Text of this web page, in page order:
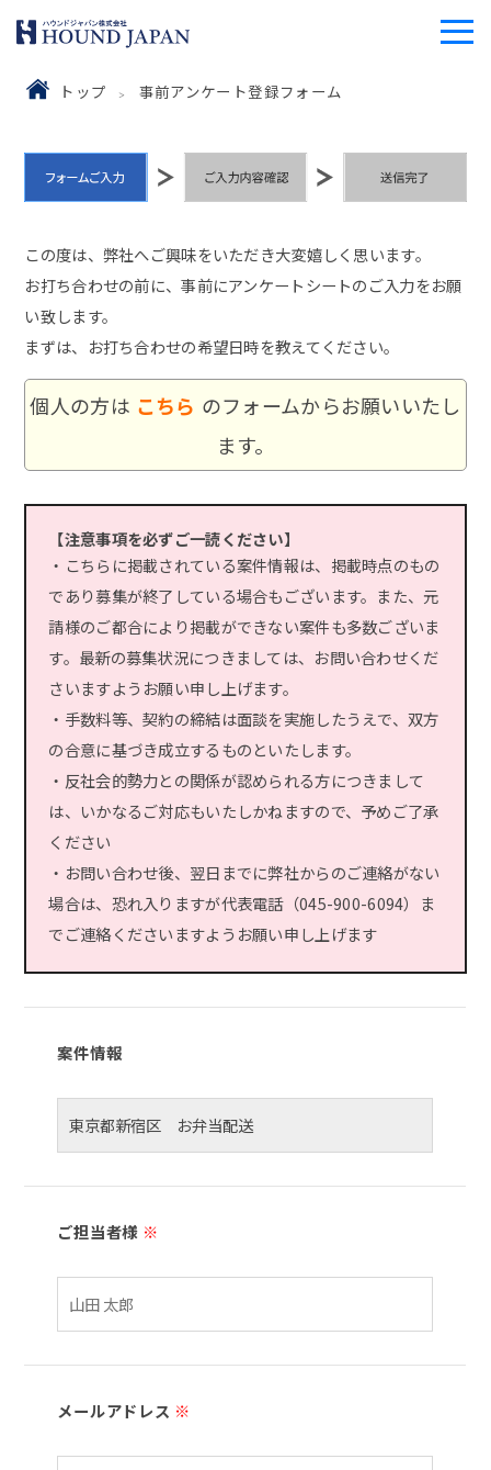
トップ 事前アンケート登録フォーム
この度は、弊社へご興味をいただき大変嬉しく思います。
お打ち合わせの前に、事前にアンケートシートのご入力をお願
い致します。
まずは、お打ち合わせの希望日時を教えてください。
個人の方は こちら のフォームからお願いいたし
ます。
【注意事項を必ずご一読ください】
・こちらに掲載されている案件情報は、掲載時点のもの
であり募集が終了している場合もございます。また、元
請様のご都合により掲載ができない案件も多数ございま
す。最新の募集状況につきましては、お問い合わせくだ
さいますようお願い申し上げます。
・手数料等、契約の締結は面談を実施したうえで、双方
の合意に基づき成立するものといたします。
・反社会的勢力との関係が認められる方につきまして
は、いかなるご対応もいたしかねますので、予めご了承
ください
・お問い合わせ後、翌日までに弊社からのご連絡がない
場合は、恐れ入りますが代表電話（045-900-6094）ま
でご連絡くださいますようお願い申し上げます
案件情報
ご担当者様 ※
メールアドレス ※